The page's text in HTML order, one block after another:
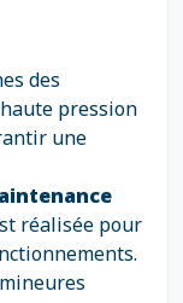
des
pression
une
réalisée pour